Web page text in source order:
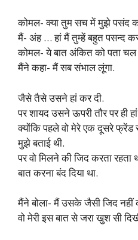
कोमल- क्या तुम सच में मुझे पसंद
मैं- अंह … हां मैं तुम्हें बहुत पसन्द
कोमल- ये बात अंकित को पता चल
मैंने कहा- मैं सब संभाल लूंगा.
जैसे तैसे उसने हां कर दी.
पर शायद उसने ऊपरी तौर पर ही
क्योंकि पहले वो मेरे एक दूसरे फ्रेंड
मुझे बताई थी.
पर वो मिलने की जिद करता
बात करना बंद दिया था.
मैंने बोला- मैं उसके जैसी जिद नहीं
वो मेरी इस बात से जरा खुश सी